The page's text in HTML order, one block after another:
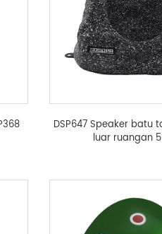
DSP647 Speaker batu
luar ruangan